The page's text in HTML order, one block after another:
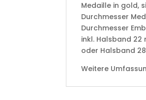
Medaille in gold,
​Durchmesser
Durchmesser
​inkl. Halsband 22
oder Halsband
Weitere